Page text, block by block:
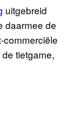
uitgebreid
daarmee de
commerciële
tietgame,